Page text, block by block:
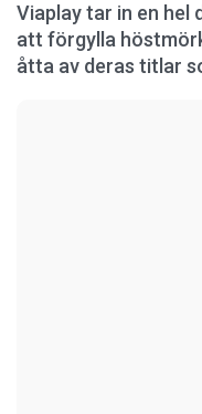
Viaplay tar in en hel
att förgylla
åtta av deras titlar